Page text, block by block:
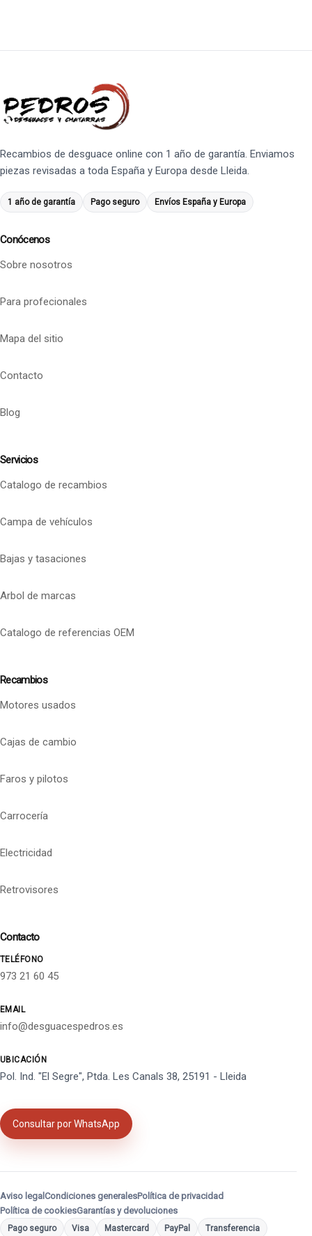
Recambios de desguace online con 1 año de garantía. Enviamos
piezas revisadas a toda España y Europa desde Lleida.
1 año de garantía Pago seguro Envíos España y Europa
Conócenos
Sobre nosotros
Para profecionales
Mapa del sitio
Contacto
Blog
Servicios
Catalogo de recambios
Campa de vehículos
Bajas y tasaciones
Arbol de marcas
Catalogo de referencias OEM
Recambios
Motores usados
Cajas de cambio
Faros y pilotos
Carrocería
Electricidad
Retrovisores
Contacto
TELÉFONO
973 21 60 45
EMAIL
info@desguacespedros.es
UBICACIÓN
Pol. Ind. "El Segre", Ptda. Les Canals 38, 25191 - Lleida
Consultar por WhatsApp
Aviso legal Condiciones generalesPolítica de privacidad
Política de cookiesGarantías y devoluciones
Pago seguro Visa Mastercard PayPal Transferencia